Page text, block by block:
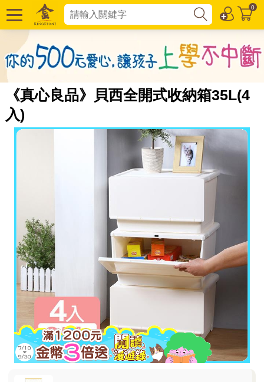
0
《真心良品》貝西全開式收納箱35L(4
入)